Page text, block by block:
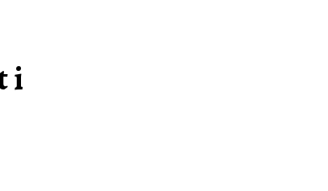
i